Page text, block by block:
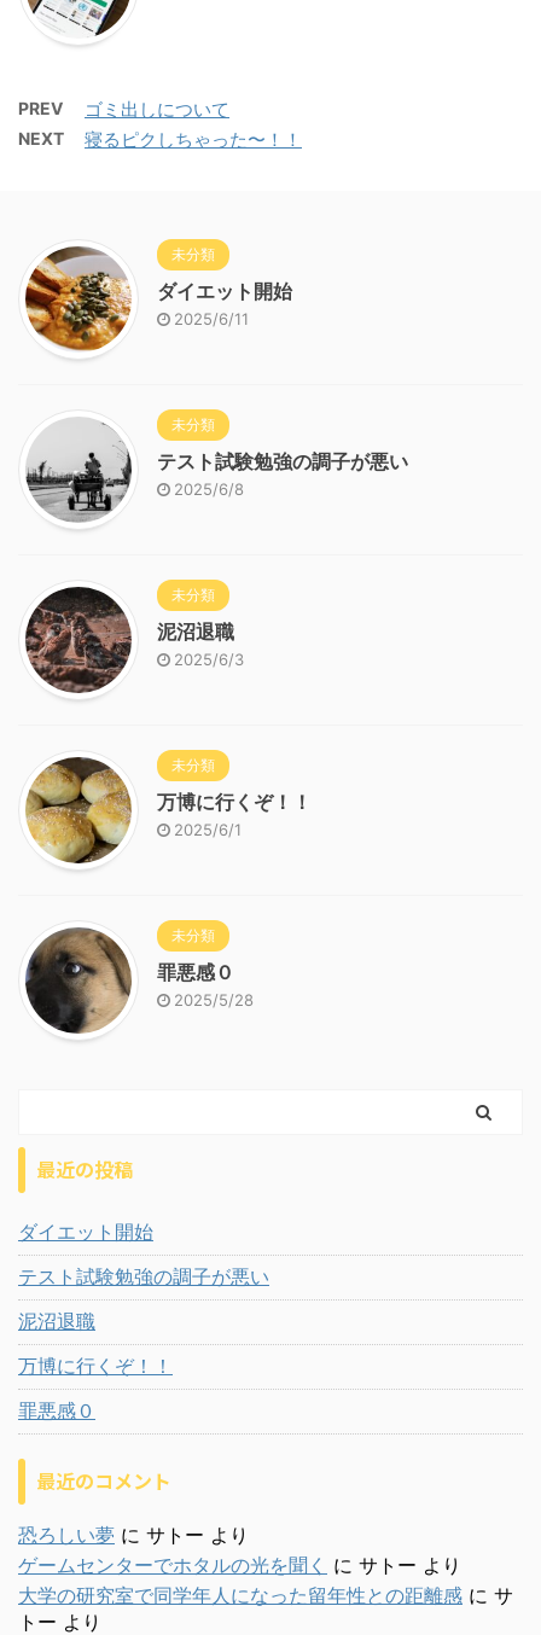
PREV ゴミ出しについて
NEXT 寝るピクしちゃった〜！！
未分類
ダイエット開始
2025/6/11
未分類
テスト試験勉強の調子が悪い
2025/6/8
未分類
泥沼退職
2025/6/3
未分類
万博に行くぞ！！
2025/6/1
未分類
罪悪感０
2025/5/28
最近の投稿
ダイエット開始
テスト試験勉強の調子が悪い
泥沼退職
万博に行くぞ！！
罪悪感０
最近のコメント
恐ろしい夢 に サトー より
ゲームセンターでホタルの光を聞く に サトー より
大学の研究室で同学年人になった留年性との距離感 に サ
トー より